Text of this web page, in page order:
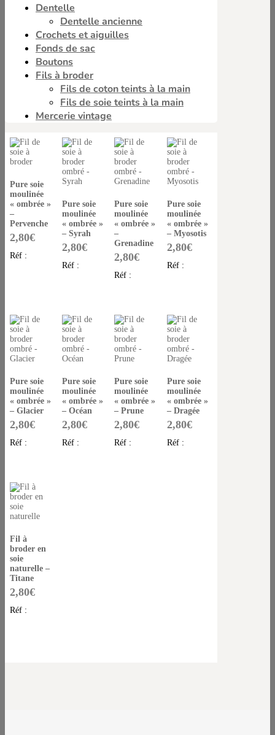
Dentelle
Dentelle ancienne
Crochets et aiguilles
Fonds de sac
Boutons
Fils à broder
Fils de coton teints à la main
Fils de soie teints à la main
Mercerie vintage
Pure soie
moulinée
« ombrée »
–
Pervenche
2,80€
Réf :
Pure soie
moulinée
« ombrée »
– Syrah
2,80€
Réf :
Pure soie
moulinée
« ombrée »
–
Grenadine
2,80€
Réf :
Pure soie
moulinée
« ombrée »
– Myosotis
2,80€
Réf :
Pure soie
moulinée
« ombrée »
– Glacier
2,80€
Réf :
Pure soie
moulinée
« ombrée »
– Océan
2,80€
Réf :
Pure soie
moulinée
« ombrée »
– Prune
2,80€
Réf :
Pure soie
moulinée
« ombrée »
– Dragée
2,80€
Réf :
Fil à
broder en
soie
naturelle –
Titane
2,80€
Réf :